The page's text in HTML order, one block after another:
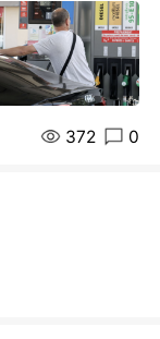
372 0